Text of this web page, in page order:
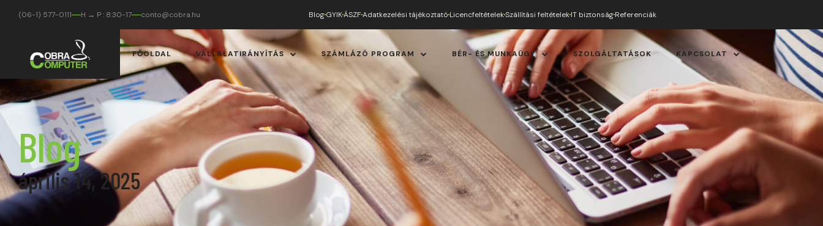
(06-1) 577-0111 H → P : 8:30-17 conto@cobra.hu BlogGYIKÁSZFAdatkezelési tájékoztatóLicencfeltételekSzállítási feltételekIT biztonságReferenciák
FŐOLDAL VÁLLALATIRÁNYÍTÁS SZÁMLÁZÓ PROGRAM BÉR- ÉS MUNKAÜGY SZOLGÁLTATÁSOK KAPCSOLAT
Blog
április 14, 2025